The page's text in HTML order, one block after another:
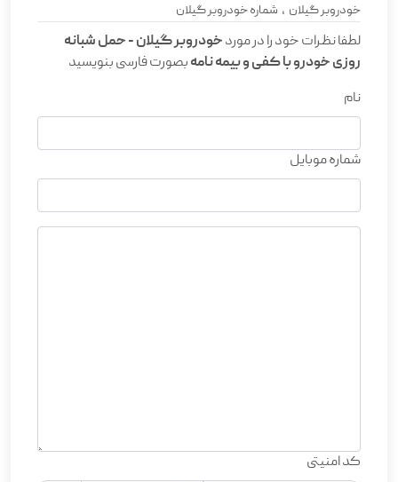
خودروبر گیلان , شماره خودروبر گیلان
لطفا نظرات خود را در موردخودروبر گیلان - حمل شبانه
روزی خودرو با کفی و بیمه نامهبصورت فارسی بنویسید
نام
شماره موبایل
کد امنیتی